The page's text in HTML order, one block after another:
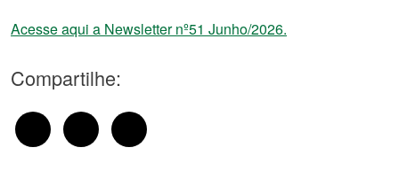
Acesse aqui a Newsletter nº51 Junho/2026.
Compartilhe: